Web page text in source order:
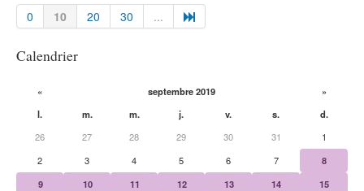
0 10 20 30 ...
Calendrier
« septembre 2019
»
l.
m. m. j. v. s.
d.
26
27 28 29 30 31
1
2
3 4 5 6 7
8
9
10 11 12 13 14
15